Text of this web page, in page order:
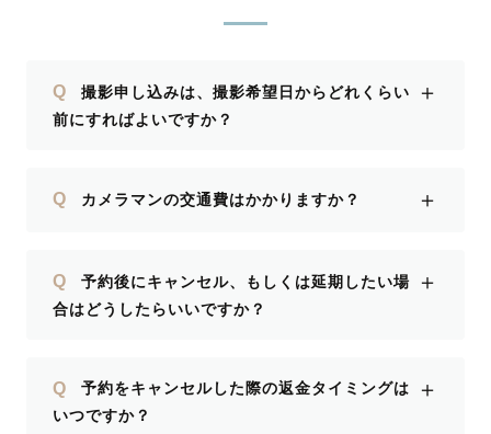
Q
撮影申し込みは、撮影希望日からどれくらい
前にすればよいですか？
＋
Q カメラマンの交通費はかかりますか？ ＋
Q
予約後にキャンセル、もしくは延期したい場
合はどうしたらいいですか？
＋
Q
予約をキャンセルした際の返金タイミングは
いつですか？
＋